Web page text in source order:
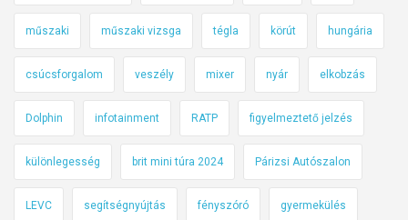
műszaki műszaki vizsga tégla körút hungária
csúcsforgalom veszély mixer nyár elkobzás
Dolphin infotainment RATP figyelmeztető jelzés
különlegesség brit mini túra 2024 Párizsi Autószalon
LEVC segítségnyújtás fényszóró gyermekülés